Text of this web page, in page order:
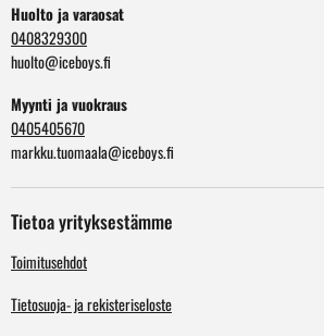
Huolto ja varaosat
0408329300
huolto@iceboys.fi
Myynti ja vuokraus
0405405670
markku.tuomaala@iceboys.fi
Tietoa yrityksestämme
Toimitusehdot
Tietosuoja- ja rekisteriseloste